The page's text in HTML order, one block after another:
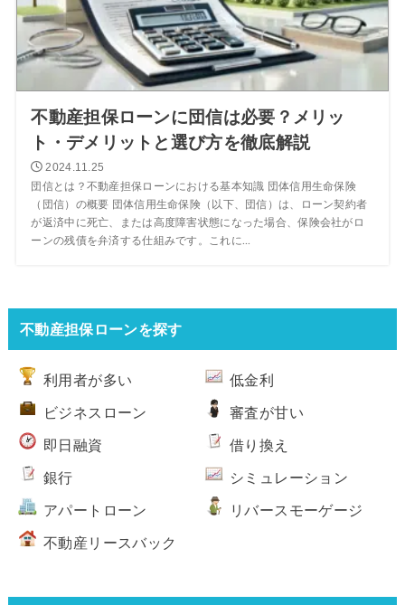
不動産担保ローンに団信は必要？メリッ
ト・デメリットと選び方を徹底解説
2024.11.25
団信とは？不動産担保ローンにおける基本知識 団体信用生命保険
（団信）の概要 団体信用生命保険（以下、団信）は、ローン契約者
が返済中に死亡、または高度障害状態になった場合、保険会社がロ
ーンの残債を弁済する仕組みです。これに...
不動産担保ローンを探す
利用者が多い 低金利
ビジネスローン 審査が甘い
即日融資 借り換え
銀行 シミュレーション
アパートローン リバースモーゲージ
不動産リースバック